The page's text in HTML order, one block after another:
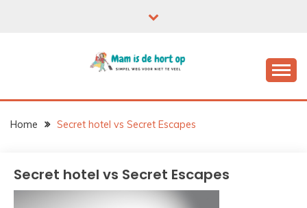
Home Secret hotel vs Secret Escapes
Secret hotel vs Secret Escapes